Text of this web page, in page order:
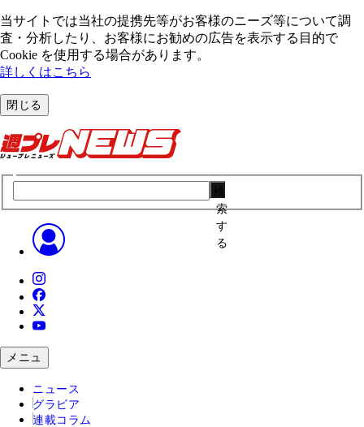
当サイトでは当社の提携先等がお客様のニーズ等について調
査・分析したり、お客様にお勧めの広告を表⽰する⽬的で
Cookie を使⽤する場合があります。
詳しくはこちら
閉じる
索
す
る
メニュ
ニュース
グラビア
連載コラム